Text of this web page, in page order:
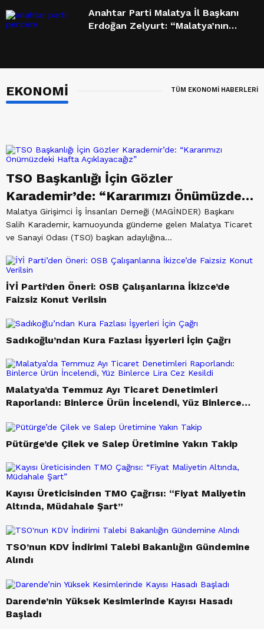
Doğalgaz”
Anahtar Parti Malatya İl Başkanı
Erdoğan Zelyurt: “Malatya’nın
Pencere Tv’nin Konuğu Ahmet
Koray Karcı Pencere TV’de
Sorunları Dile Getirdi
MAGİNDER Başkanı Salih
Karademir Pencere Tv’nin Konuğu
Pencere Tv’nin Konuğu Nedim
Pencere TV’nin Konuğu Yerli ve
Milli Parti Malatya İl Başkanı
Ahmet Turan Yalçın Oldu
Pencere Tv’nin Konuğu Milletvekili
Ölmeztoprak Oldu
EKONOMİ TÜM EKONOMİ HABERLERİ
TSO Başkanlığı İçin Gözler
Karademir’de: “Kararımızı Önümüzdeki
Hafta Açıklayacağız”
Malatya Girişimci İş İnsanları Derneği (MAGİNDER) Başkanı
Salih Karademir, kamuoyunda gündeme gelen Malatya Ticaret
ve Sanayi Odası (TSO) başkan adaylığına...
İYİ Parti’den Öneri: OSB Çalışanlarına İkizce’de
Faizsiz Konut Verilsin
Sadıkoğlu’ndan Kura Fazlası İşyerleri İçin Çağrı
Malatya’da Temmuz Ayı Ticaret Denetimleri
Raporlandı: Binlerce Ürün İncelendi, Yüz Binlerce
Pütürge’de Çilek ve Salep Üretimine Yakın Takip
Kayısı Üreticisinden TMO Çağrısı: “Fiyat Maliyetin
Altında, Müdahale Şart”
TSO’nun KDV İndirimi Talebi Bakanlığın Gündemine
Alındı
Darende’nin Yüksek Kesimlerinde Kayısı Hasadı
Başladı